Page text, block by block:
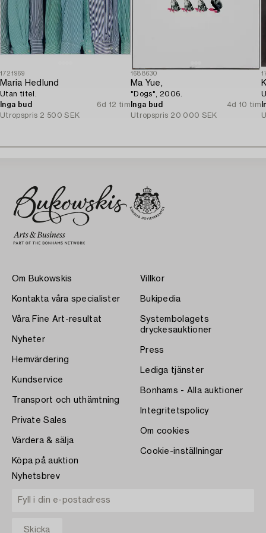
1721969
Maria Hedlund
Utan titel.
Inga bud
6d 12 tim
Utropspris 2 500 SEK
1688630
Ma Yue,
"Dogs", 2006.
Inga bud
4d 10 tim
Utropspris 20 000 SEK
Om Bukowskis
Kontakta våra specialister
Våra Fine Art-resultat
Nyheter
Hemvärdering
Kundservice
Transport och uthämtning
Private Sales
Värdera & sälja
Köpa på auktion
Villkor
Bukipedia
Systembolagets
dryckesauktioner
Press
Lediga tjänster
Bonhams - Alla auktioner
Integritetspolicy
Om cookies
Cookie-inställningar
Nyhetsbrev